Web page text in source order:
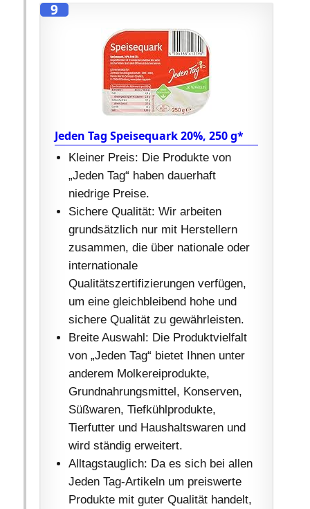
9
Jeden Tag Speisequark 20%, 250 g*
Kleiner Preis: Die Produkte von
„Jeden Tag“ haben dauerhaft
niedrige Preise.
Sichere Qualität: Wir arbeiten
grundsätzlich nur mit Herstellern
zusammen, die über nationale oder
internationale
Qualitätszertifizierungen verfügen,
um eine gleichbleibend hohe und
sichere Qualität zu gewährleisten.
Breite Auswahl: Die Produktvielfalt
von „Jeden Tag“ bietet Ihnen unter
anderem Molkereiprodukte,
Grundnahrungsmittel, Konserven,
Süßwaren, Tiefkühlprodukte,
Tierfutter und Haushaltswaren und
wird ständig erweitert.
Alltagstauglich: Da es sich bei allen
Jeden Tag-Artikeln um preiswerte
Produkte mit guter Qualität handelt,